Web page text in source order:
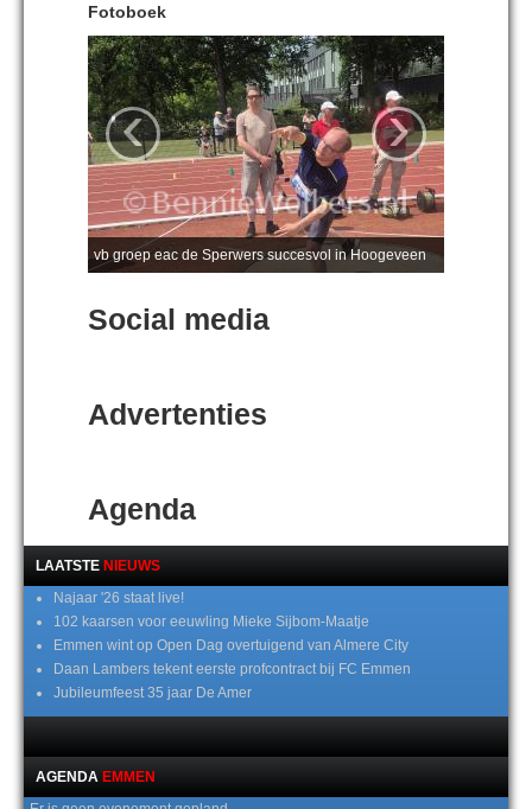
Fotoboek
vb groep eac de Sperwers succesvol in Hoogeveen
‹ ›
Social media
Advertenties
Agenda
LAATSTE NIEUWS
Najaar '26 staat live!
102 kaarsen voor eeuwling Mieke Sijbom-Maatje
Emmen wint op Open Dag overtuigend van Almere City
Daan Lambers tekent eerste profcontract bij FC Emmen
Jubileumfeest 35 jaar De Amer
AGENDA EMMEN